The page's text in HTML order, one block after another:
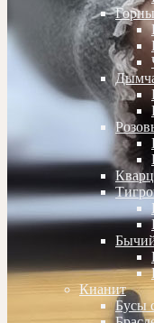
Кианит
Бусы